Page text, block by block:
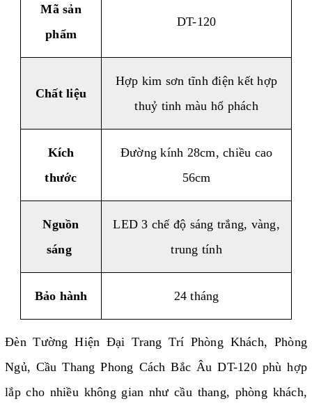
Mã sản
phẩm
DT-120
Chất liệu
Hợp kim sơn tĩnh điện kết hợp
thuỷ tinh màu hổ phách
Kích
thước
Đường kính 28cm, chiều cao
56cm
Nguồn
sáng
LED 3 chế độ sáng trắng, vàng,
trung tính
Bảo hành 24 tháng
Đèn Tường Hiện Đại Trang Trí Phòng Khách, Phòng
Ngủ, Cầu Thang Phong Cách Bắc Âu DT-120 phù hợp
lắp cho nhiều không gian như cầu thang, phòng khách,